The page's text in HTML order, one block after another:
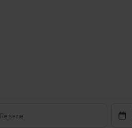
Reiseziel